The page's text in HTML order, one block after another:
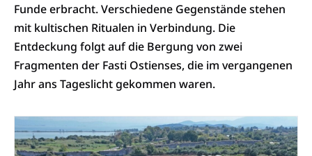
Funde erbracht. Verschiedene Gegenstände stehen
mit kultischen Ritualen in Verbindung. Die
Entdeckung folgt auf die Bergung von zwei
Fragmenten der Fasti Ostienses, die im vergangenen
Jahr ans Tageslicht gekommen waren.